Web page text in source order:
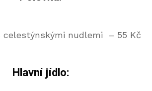
celestýnskými nudlemi – 55 Kč
Hlavní jídlo: